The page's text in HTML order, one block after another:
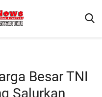
Besar TNI
Salurkan